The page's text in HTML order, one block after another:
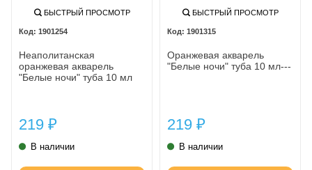
БЫСТРЫЙ ПРОСМОТР
1901254
Неаполитанская
оранжевая акварель
"Белые ночи" туба 10 мл
219 ₽
В наличии
БЫСТРЫЙ ПРОСМОТР
1901315
Оранжевая акварель
"Белые ночи" туба 10 мл---
219 ₽
В наличии